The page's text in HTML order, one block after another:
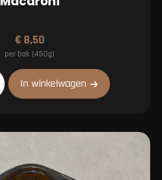
€ 8,50
per bak (450g)
In winkelwagen